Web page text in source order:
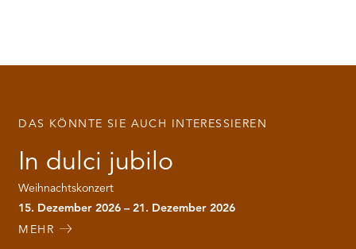
DAS KÖNNTE SIE AUCH INTERESSIEREN
In dulci jubilo
Weihnachtskonzert
15. Dezember 2026 – 21. Dezember 2026
MEHR